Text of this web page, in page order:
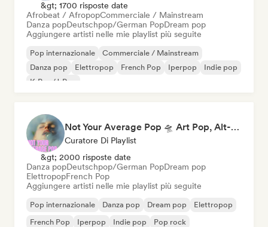
&gt; 1700 risposte date
Afrobeat / AfropopCommerciale / Mainstream
Danza popDeutschpop/German PopDream pop
Aggiungere artisti nelle mie playlist più seguite
Pop internazionale
Commerciale / Mainstream
Danza pop
Elettropop French Pop Iperpop
Indie pop
K-Pop/J-Pop
Not Your Average Pop 🛸 Art Pop, Alt-Pop & Indie Pop
Curatore Di Playlist
&gt; 2000 risposte date
Danza popDeutschpop/German PopDream pop
ElettropopFrench Pop
Aggiungere artisti nelle mie playlist più seguite
Pop internazionale Danza pop Dream pop
Elettropop
French Pop
Iperpop Indie pop Pop rock